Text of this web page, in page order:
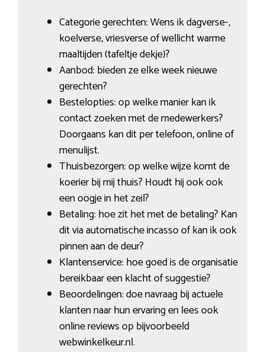
Categorie gerechten: Wens ik dagverse-,
koelverse, vriesverse of wellicht warme
maaltijden (tafeltje dekje)?
Aanbod: bieden ze elke week nieuwe
gerechten?
Bestelopties: op welke manier kan ik
contact zoeken met de medewerkers?
Doorgaans kan dit per telefoon, online of
menulijst.
Thuisbezorgen: op welke wijze komt de
koerier bij mij thuis? Houdt hij ook ook
een oogje in het zeil?
Betaling: hoe zit het met de betaling? Kan
dit via automatische incasso of kan ik ook
pinnen aan de deur?
Klantenservice: hoe goed is de organisatie
bereikbaar een klacht of suggestie?
Beoordelingen: doe navraag bij actuele
klanten naar hun ervaring en lees ook
online reviews op bijvoorbeeld
webwinkelkeur.nl.